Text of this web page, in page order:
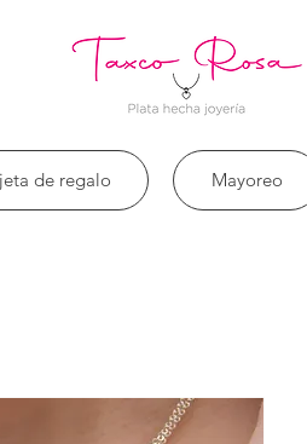
de regalo Mayoreo